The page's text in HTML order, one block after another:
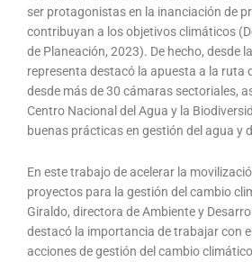
ser protagonistas en la inanciación de
contribuyan a los objetivos climáticos
de Planeación, 2023). De hecho, desde
representa destacó la apuesta a la ruta
desde más de 30 cámaras sectoriales,
Centro Nacional del Agua y la
buenas prácticas en gestión del agua y
En este trabajo de acelerar la
proyectos para la gestión del cambio
Giraldo, directora de Ambiente y
destacó la importancia de trabajar con
acciones de gestión del cambio